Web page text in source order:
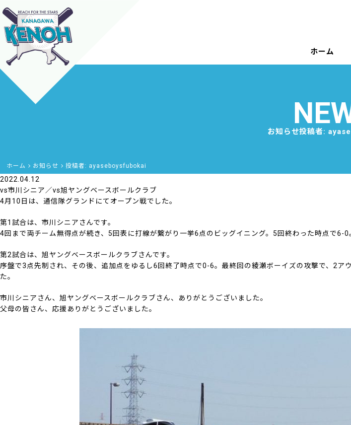
ホーム
お知らせ投稿者:
ホーム お知らせ 投稿者: ayaseboysfubokai
2022.04.12
vs市川シニア／vs旭ヤングベースボールクラブ
4月10日は、通信隊グランドにてオープン戦でした。
第1試合は、市川シニアさんです。
4回まで両チーム無得点が続き、5回表に打線が繋がり一挙6点のビッグイニング。5回終わった時点で
第2試合は、旭ヤングベースボールクラブさんです。
序盤で3点先制され、その後、追加点をゆるし6回終了時点で0-6。最終回の綾瀬ボーイズの攻撃で、2
た。
市川シニアさん、旭ヤングベースボールクラブさん、ありがとうございました。
父母の皆さん、応援ありがとうございました。